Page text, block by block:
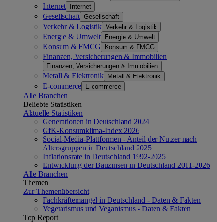
Internet Internet
Gesellschaft Gesellschaft
Verkehr & Logistik Verkehr & Logistik
Energie & Umwelt Energie & Umwelt
Konsum & FMCG Konsum & FMCG
Finanzen, Versicherungen & Immobilien
Finanzen, Versicherungen & Immobilien
Metall & Elektronik Metall & Elektronik
E-commerce E-commerce
Alle Branchen
Beliebte Statistiken
Aktuelle Statistiken
Generationen in Deutschland 2024
GfK-Konsumklima-Index 2026
Social-Media-Plattformen - Anteil der Nutzer nach
Altersgruppen in Deutschland 2025
Inflationsrate in Deutschland 1992-2025
Entwicklung der Bauzinsen in Deutschland 2011-2026
Alle Branchen
Themen
Zur Themenübersicht
Fachkräftemangel in Deutschland - Daten & Fakten
Vegetarismus und Veganismus - Daten & Fakten
Top Report